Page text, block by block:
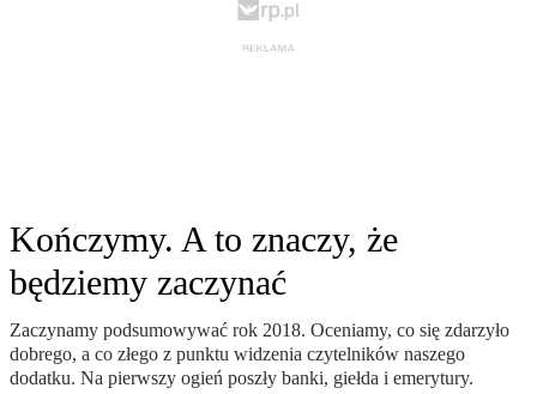
Kończymy. A to znaczy, że
będziemy zaczynać
Zaczynamy podsumowywać rok 2018. Oceniamy, co się zdarzyło
dobrego, a co złego z punktu widzenia czytelników naszego
dodatku. Na pierwszy ogień poszły banki, giełda i emerytury.